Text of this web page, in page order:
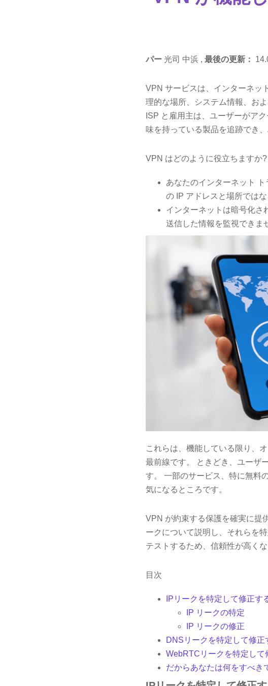
パー 光司 中浜 , 最後の更新：
VPN サービスは、インターネッ
理的な場所、システム情報、お
ISP と雇用主は、ユーザーがア
味を持っている製品を追跡でき
VPN はどのように役立ちますか
あなたのインターネット
の IP アドレスと場所では
インターネットは暗号化さ
送信した情報を監視できま
これらは、機能している限り、
最前線です。 ときどき、ユーザ
す。 一部のサービス、特に無料
気になるところです。
VPN が約束する保護を確実に提
ークについて説明し、それらを
テストするため、信頼性が高くな
目次
IPリークを特定して修正す
IP リークの特定
IP リークの修正
DNSリークを特定して修正
WebRTCリークを特定して
だからあなたは何をすべき